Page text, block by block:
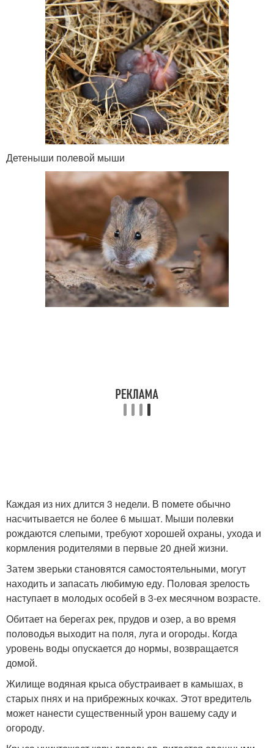
Детеныши полевой мыши
Каждая из них длится 3 недели. В помете обычно
насчитывается не более 6 мышат. Мыши полевки
рождаются слепыми, требуют хорошей охраны, ухода и
кормления родителями в первые 20 дней жизни.
Затем зверьки становятся самостоятельными, могут
находить и запасать любимую еду. Половая зрелость
наступает в молодых особей в 3-ех месячном возрасте.
Обитает на берегах рек, прудов и озер, а во время
половодья выходит на поля, луга и огороды. Когда
уровень воды опускается до нормы, возвращается
домой.
Жилище водяная крыса обустраивает в камышах, в
старых пнях и на прибрежных кочках. Этот вредитель
может нанести существенный урон вашему саду и
огороду.